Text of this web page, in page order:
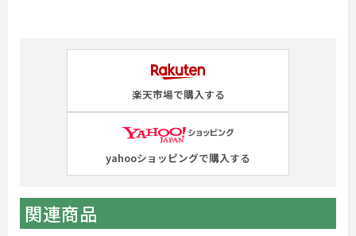
楽天市場で購入する
yahooショッピングで購入する
関連商品